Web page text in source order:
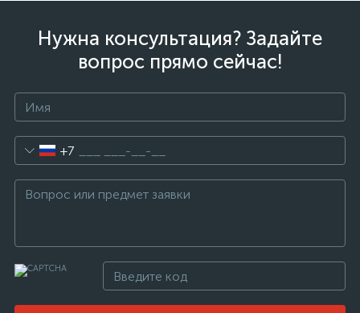
Нужна консультация? Задайте
вопрос прямо сейчас!
+7